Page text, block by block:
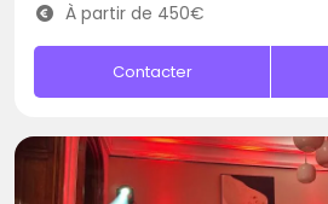
À partir de 450€
Contacter